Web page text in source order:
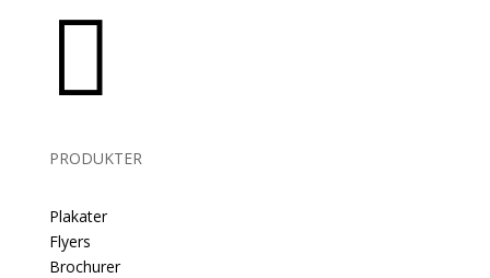

PRODUKTER
Plakater
Flyers
Brochurer